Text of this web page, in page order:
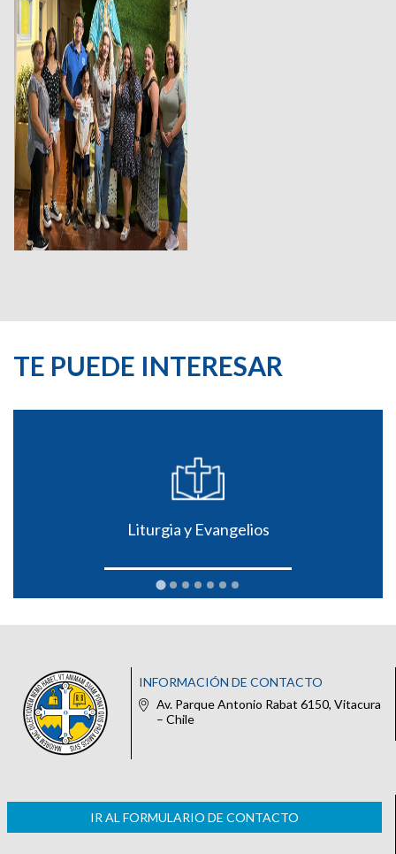
TE PUEDE INTERESAR
Liturgia y Evangelios
INFORMACIÓN DE CONTACTO
Av. Parque Antonio Rabat 6150, Vitacura
– Chile
IR AL FORMULARIO DE CONTACTO